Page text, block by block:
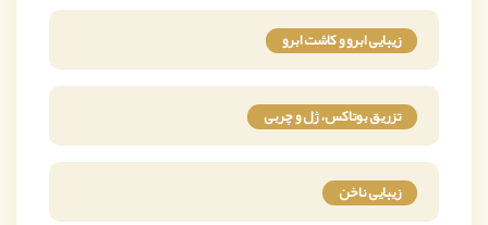
زیبایی ابرو و کاشت ابرو
تزریق بوتاکس، ژل و چربی
زیبایی ناخن